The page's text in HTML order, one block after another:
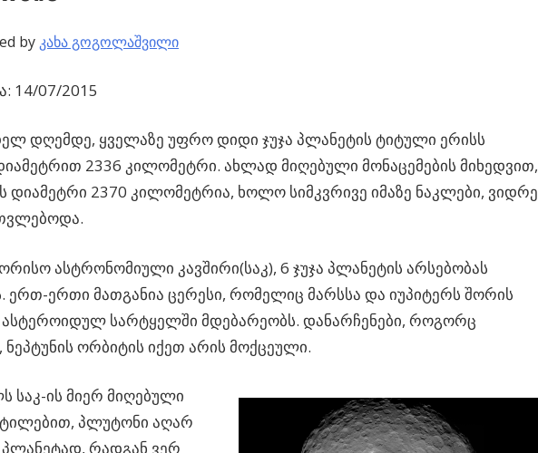
by კახა გოგოლაშვილი
14/07/2015
დღემდე, ყველაზე უფრო დიდი ჯუჯა პლანეტის ტიტული ერისს
2336 კილომეტრი. ახლად მიღებული მონაცემების მიხედვით,
დიამეტრი 2370 კილომეტრია, ხოლო სიმკვრივე იმაზე ნაკლები, ვიდრე
ასტრონომიული კავშირი(საკ), 6 ჯუჯა პლანეტის არსებობას
ერთ-ერთი მათგანია ცერესი, რომელიც მარსსა და იუპიტერს შორის
სარტყელში მდებარეობს. დანარჩენები, როგორც
ორბიტის იქეთ არის მოქცეული.
საკ-ის მიერ მიღებული
პლუტონი აღარ
რადგან ვერ